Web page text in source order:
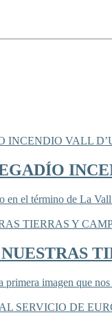
en el término de La
primera imagen que